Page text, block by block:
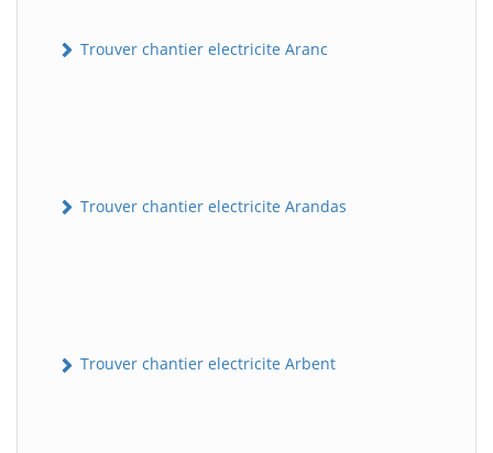
Trouver chantier electricite Aranc
Trouver chantier electricite Arandas
Trouver chantier electricite Arbent